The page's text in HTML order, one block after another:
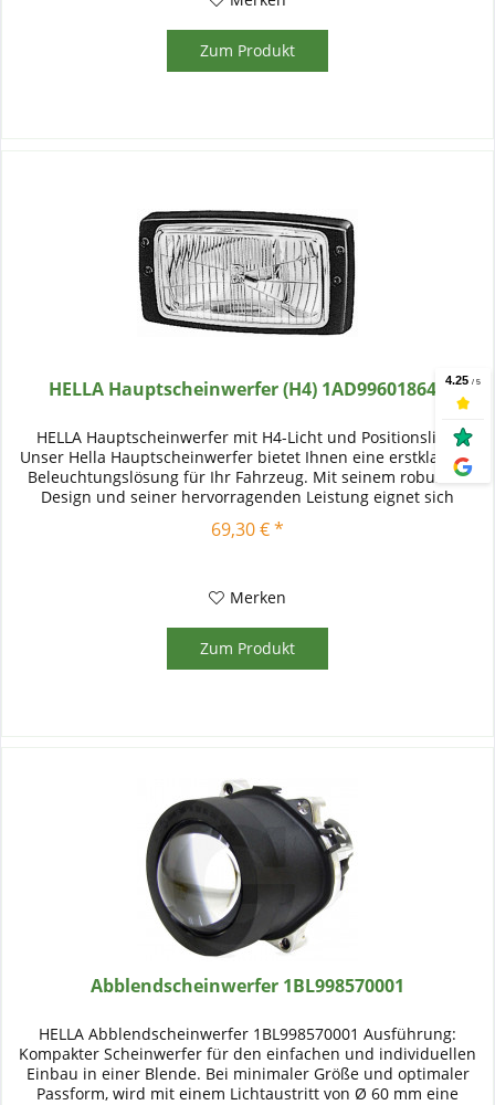
Zum Produkt
HELLA Hauptscheinwerfer (H4) 1AD996018641
HELLA Hauptscheinwerfer mit H4-Licht und Positionslicht
Unser Hella Hauptscheinwerfer bietet Ihnen eine erstklassige
Beleuchtungslösung für Ihr Fahrzeug. Mit seinem robusten
Design und seiner hervorragenden Leistung eignet sich
69,30 € *
Merken
Zum Produkt
Abblendscheinwerfer 1BL998570001
HELLA Abblendscheinwerfer 1BL998570001 Ausführung:
Kompakter Scheinwerfer für den einfachen und individuellen
Einbau in einer Blende. Bei minimaler Größe und optimaler
Passform, wird mit einem Lichtaustritt von Ø 60 mm eine